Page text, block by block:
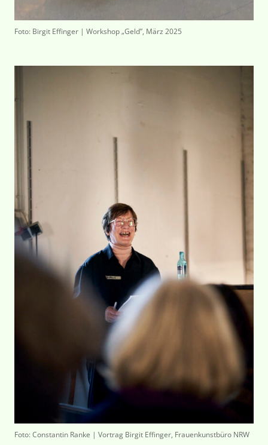
Foto: Birgit Effinger | Workshop „Geld”, März 2025
Foto: Constantin Ranke | Vortrag Birgit Effinger, Frauenkunstbüro NRW